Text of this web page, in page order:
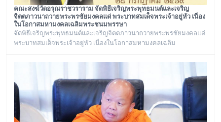
คณะสงฆ์วัดอรุณราชวราราม จัดพิธีเจริญพระพุทธมนต์และเจริญ
จิตตภาวนาถวายพระพรชัยมงคลแด่ พระบาทสมเด็จพระเจ้าอยู่หัว เนื่อง
ในโอกาสมหามงคลเฉลิมพระชนมพรรษา
จัดพิธีเจริญพระพุทธมนต์และเจริญจิตตภาวนาถวายพระพรชัยมงคลแด่
พระบาทสมเด็จพระเจ้าอยู่หัว เนื่องในโอกาสมหามงคลเฉลิม
ราชวราราม กรุงเทพเทพมหานครในวันอังคาร ที่ ๒๘ กรกฎาคม ๒๕๖๙